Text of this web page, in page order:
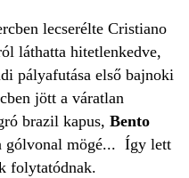
lecserélte Cristiano
láthatta hitetlenkedve,
pályafutása első bajnoki
jött a váratlan
brazil kapus, Bento
gólvonal mögé... Így lett
folytatódnak.